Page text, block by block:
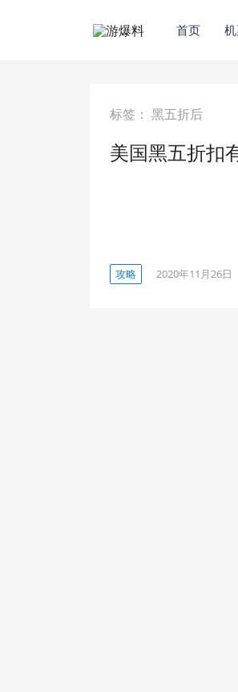
首页
标签： 黑五折后
美国黑五折扣
攻略 2020年11月26日